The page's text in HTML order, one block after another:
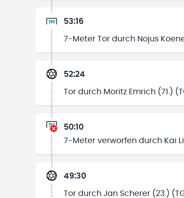
53:16
7-Meter Tor durch Nojus
52:24
Tor durch Moritz Emrich (71.)
50:10
7-Meter verworfen durch Kai
49:30
Tor durch Jan Scherer (23.)